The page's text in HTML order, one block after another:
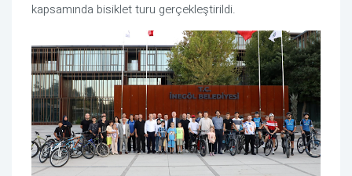
kapsamında bisiklet turu gerçekleştirildi.